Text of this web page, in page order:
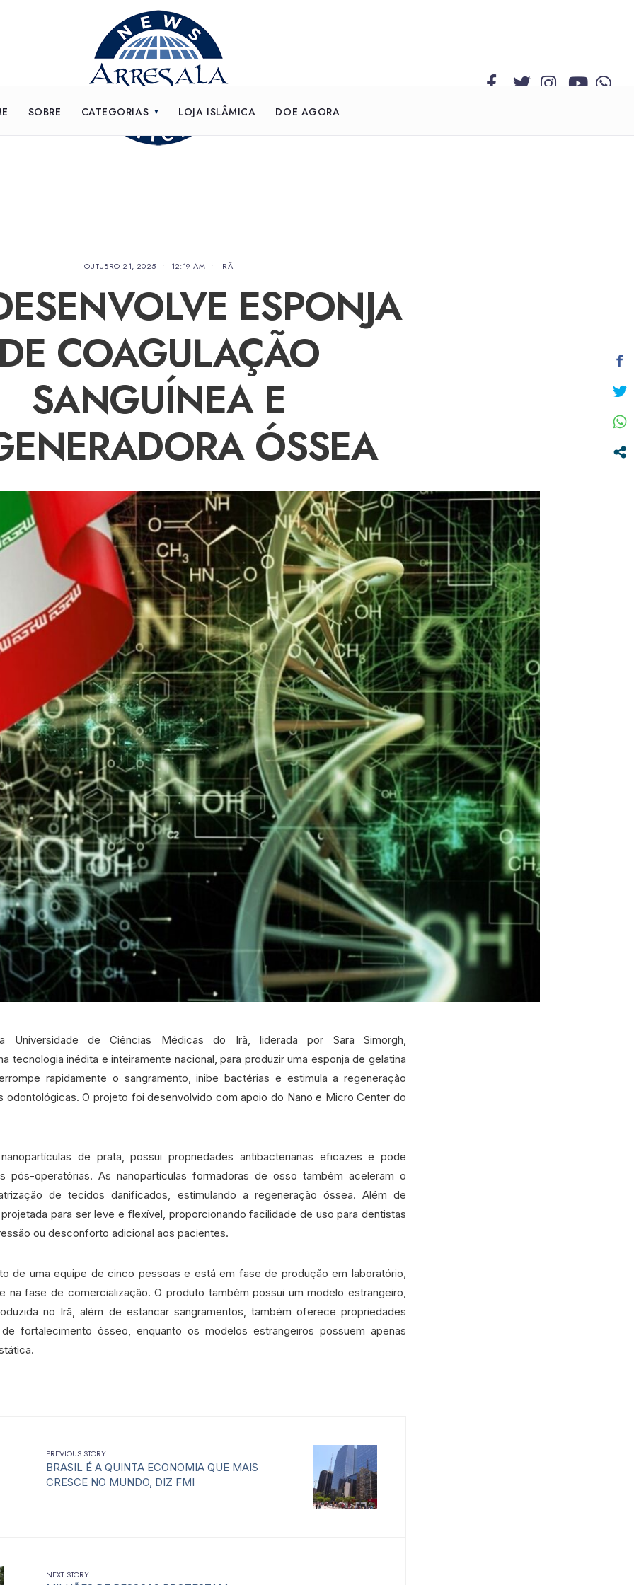
SOBRE CATEGORIAS LOJA ISLÂMICA DOE AGORA
OUTUBRO 21, 2025 • 12:19 AM • IRÃ
ESPONJA
COAGULAÇÃO
SANGUÍNEA E
ÓSSEA
Universidade de Ciências Médicas do Irã, liderada por Sara Simorgh,
tecnologia inédita e inteiramente nacional, para produzir uma esponja de gelatina
rapidamente o sangramento, inibe bactérias e estimula a regeneração
odontológicas. O projeto foi desenvolvido com apoio do Nano e Micro Center do
de prata, possui propriedades antibacterianas eficazes e pode
pós-operatórias. As nanopartículas formadoras de osso também aceleram o
de tecidos danificados, estimulando a regeneração óssea. Além de
para ser leve e flexível, proporcionando facilidade de uso para dentistas
ou desconforto adicional aos pacientes.
de uma equipe de cinco pessoas e está em fase de produção em laboratório,
na fase de comercialização. O produto também possui um modelo estrangeiro,
no Irã, além de estancar sangramentos, também oferece propriedades
fortalecimento ósseo, enquanto os modelos estrangeiros possuem apenas
PREVIOUS STORY
BRASIL É A QUINTA ECONOMIA QUE MAIS
CRESCE NO MUNDO, DIZ FMI
NEXT STORY